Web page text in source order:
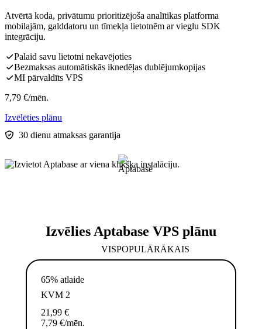
Atvērtā koda, privātumu prioritizējoša analītikas platforma
mobilajām, galddatoru un tīmekļa lietotnēm ar vieglu SDK
integrāciju.
Palaid savu lietotni nekavējoties
Bezmaksas automātiskās iknedēļas dublējumkopijas
MI pārvaldīts VPS
7,79 €/mēn.
Izvēlēties plānu
30 dienu atmaksas garantija
Izvēlies Aptabase VPS plānu
VISPOPULĀRĀKAIS
65% atlaide
KVM 2
21,99 €
7,79 €/mēn.